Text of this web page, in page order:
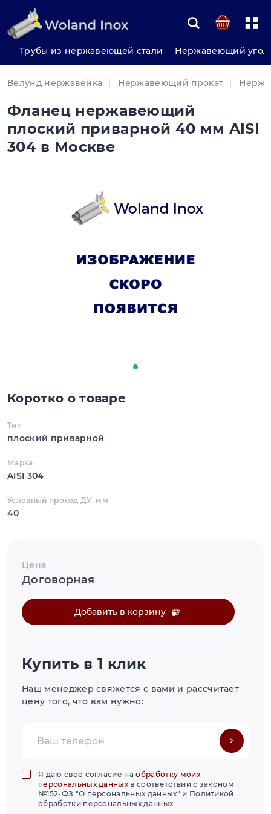
Трубы из нержавеющей стали Нержавеющий
Велунд нержавейка Нержавеющий прокат
Фланец нержавеющий
плоский приварной 40 мм AISI
304 в Москве
Коротко о товаре
Тип
плоский приварной
Марка
AISI 304
Условный проход ДУ, мм
40
Цена
Договорная
Добавить в корзину
Купить в 1 клик
Наш менеджер свяжется с вами и рассчитает
цену того, что вам нужно:
Я даю свое согласие наобработку моих
персональных данныхв соответствии с законом
№152-ФЗ "О персональных данных" и Политикой
обработки персональных данных